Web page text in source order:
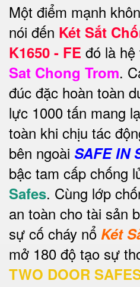
Một điểm mạnh
nói đến Két Sắt
K1650 - FE đó là
Sat Chong Trom.
đúc đặc hoàn toàn
lực 1000 tấn mang
toàn khi chịu tác
bên ngoài SAFE IN
bậc tam cấp chống
Safes. Cùng lớp
an toàn cho tài sản
sự cố cháy nổ Két
mở 180 độ tạo sự
TWO DOOR